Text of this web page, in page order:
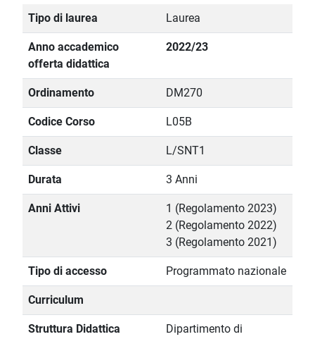
Tipo di laurea Laurea
Anno accademico
offerta didattica
2022/23
Ordinamento DM270
Codice Corso L05B
Classe L/SNT1
Durata 3 Anni
Anni Attivi
1 (Regolamento 2023)
2 (Regolamento 2022)
3 (Regolamento 2021)
Tipo di accesso Programmato nazionale
Curriculum
Struttura Didattica
Dipartimento di